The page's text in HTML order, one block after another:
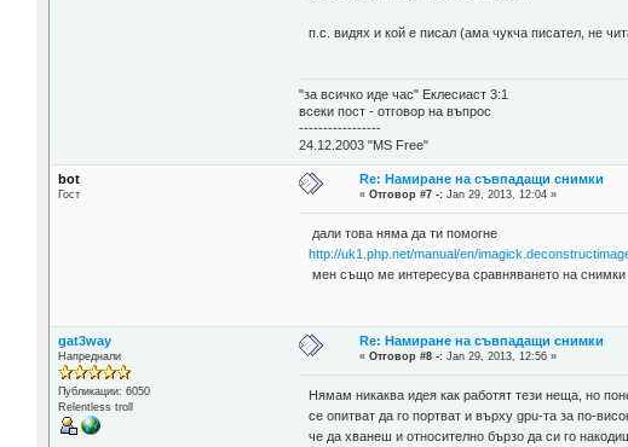
п.с. видях и кой е писал (ама чукча писател, не
"за всичко иде час" Еклесиаст 3:1
всеки пост - отговор на въпрос
-----------------
24.12.2003 "MS Free"
bot
Гост
Re: Намиране на съвпадащи снимки
«Отговор #7 -: Jan 29, 2013, 12:04 »
дали това няма да ти помогне
http://uk1.php.net/manual/en/
мен също ме интересува сравняването на снимки
gat3way
Напреднали
Публикации: 6050
Relentless troll
Re: Намиране на съвпадащи снимки
«Отговор #8 -: Jan 29, 2013, 12:56 »
Нямам никаква идея как работят тези неща, но
се опитват да го портват и върху gpu-та за по-
че да хванеш и относително бързо да си го